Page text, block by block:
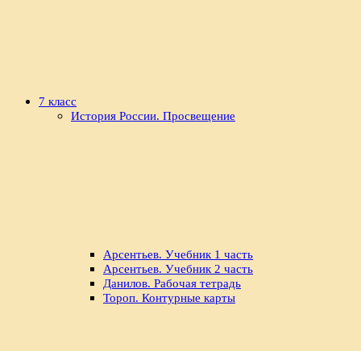
7 класс
История России. Просвещение
Арсентьев. Учебник 1 часть
Арсентьев. Учебник 2 часть
Данилов. Рабочая тетрадь
Тороп. Контурные карты